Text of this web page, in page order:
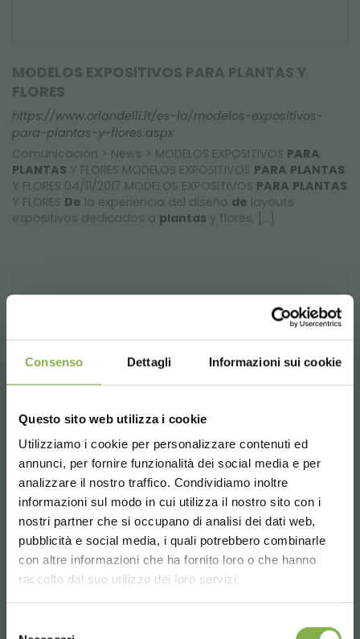
Consenso Dettagli Informazioni sui cookie
Questo sito web utilizza i cookie
Utilizziamo i cookie per personalizzare contenuti ed
annunci, per fornire funzionalità dei social media e per
analizzare il nostro traffico. Condividiamo inoltre
informazioni sul modo in cui utilizza il nostro sito con i
nostri partner che si occupano di analisi dei dati web,
pubblicità e social media, i quali potrebbero combinarle
con altre informazioni che ha fornito loro o che hanno
raccolto dal suo utilizzo dei loro servizi.
MODELOS EXPOSITIVOS PARA PLANTAS Y
FLORES
https://www.orlandelli.it/es-la/modelos-expositivos-
para-plantas-y-flores.aspx
Comunicación > News > MODELOS EXPOSITIVOS PARA
PLANTAS Y FLORES MODELOS EXPOSITIVOS PARA PLANTAS
Y FLORES 04/11/2017 MODELOS EXPOSITIVOS PARA PLANTAS
Y FLORES De la experiencia del diseño de layouts
expositivos dedicados a plantas y flores, [...]
Petitti Garden Centers apoya productos y
Choose the country you are in and your
language for a better browsing experience